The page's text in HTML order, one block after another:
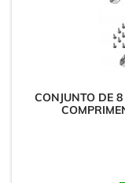
CONJUNTO DE